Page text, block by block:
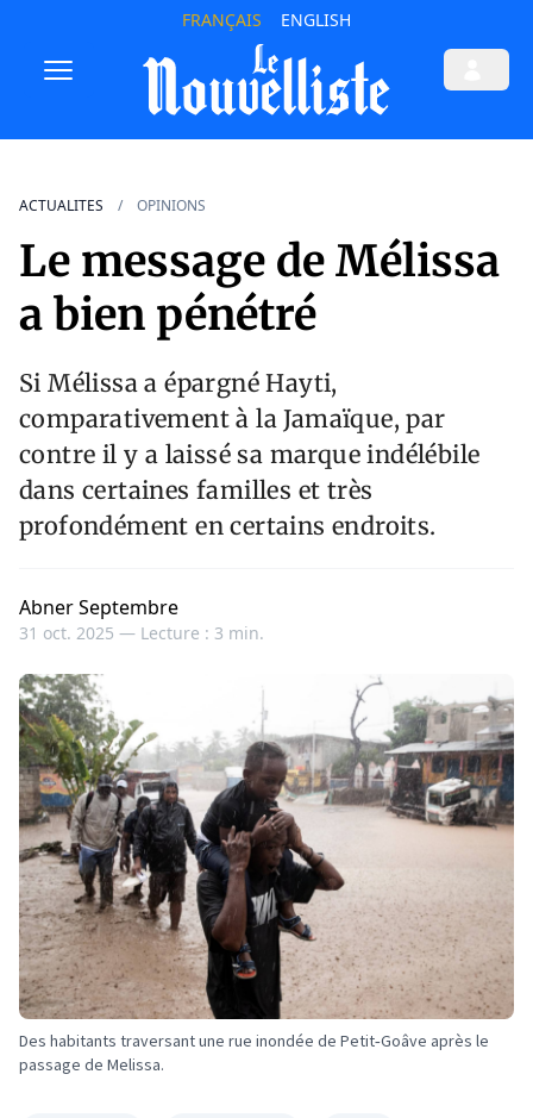
FRANÇAIS ENGLISH
ACTUALITES OPINIONS
Le message de Mélissa
a bien pénétré
Si Mélissa a épargné Hayti,
comparativement à la Jamaïque, par
contre il y a laissé sa marque indélébile
dans certaines familles et très
profondément en certains endroits.
Abner Septembre
31 oct. 2025 — Lecture : 3 min.
Des habitants traversant une rue inondée de Petit‑Goâve après le
passage de Melissa.